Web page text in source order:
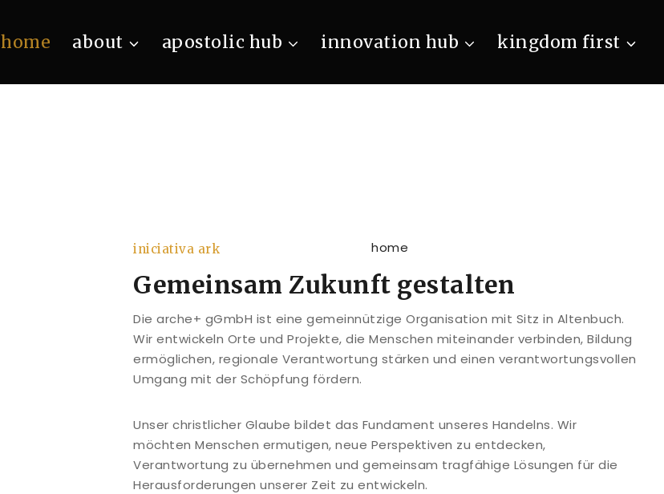
home about apostolic hub innovation hub kingdom first
iniciativa ark
Gemeinsam Zukunft gestalten
Die arche+ gGmbH ist eine gemeinnützige Organisation mit Sitz in Altenbuch.
Wir entwickeln Orte und Projekte, die Menschen miteinander verbinden, Bildung
ermöglichen, regionale Verantwortung stärken und einen verantwortungsvollen
Umgang mit der Schöpfung fördern.
Unser christlicher Glaube bildet das Fundament unseres Handelns. Wir
möchten Menschen ermutigen, neue Perspektiven zu entdecken,
Verantwortung zu übernehmen und gemeinsam tragfähige Lösungen für die
Herausforderungen unserer Zeit zu entwickeln.